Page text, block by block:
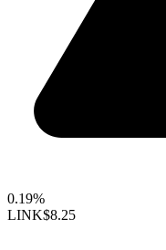
0.19%
LINK$8.25